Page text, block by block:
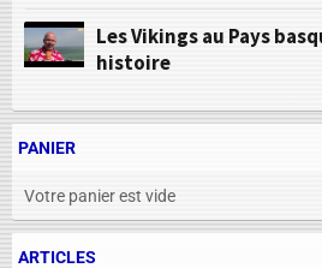
Les Vikings au Pays
histoire
PANIER
Votre panier est vide
ARTICLES